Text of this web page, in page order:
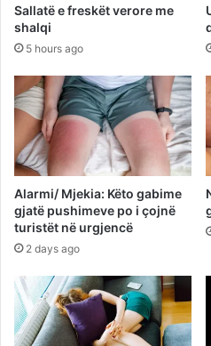
Sallatë e freskët verore me
shalqi
5 hours ago
Alarmi/ Mjekia: Këto gabime
gjatë pushimeve po i çojnë
turistët në urgjencë
2 days ago